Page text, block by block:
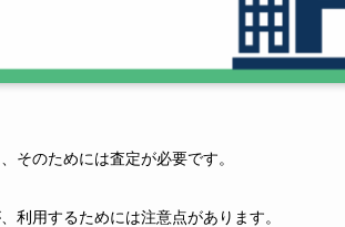
そのためには査定が必要です。
利用するためには注意点があります。